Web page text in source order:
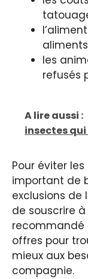
les
refusés
A lire aussi :
insectes qui
Pour éviter
important de
exclusions de
de souscrire
recommandé
offres pour
mieux aux
compagnie.